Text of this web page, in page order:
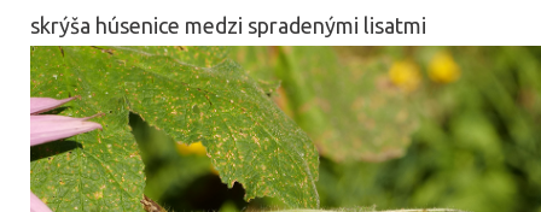
skrýša húsenice medzi spradenými lisatmi